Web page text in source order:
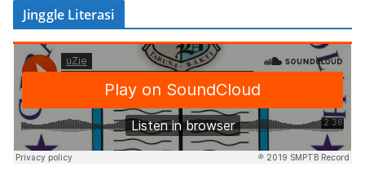
Jinggle Literasi